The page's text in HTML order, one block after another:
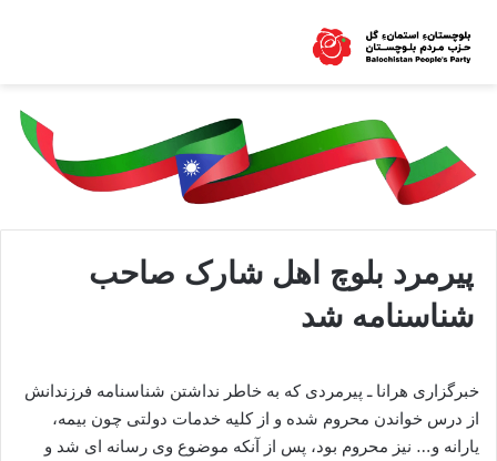
پیرمرد بلوچ اهل شارک صاحب
شناسنامه شد
خبرگزاری هرانا ـ پیرمردی که به خاطر نداشتن شناسنامه فرزندانش
از درس خواندن محروم شده و از کلیه خدمات دولتی چون بیمه،
یارانه و… نیز محروم بود، پس از آنکه موضوع وی رسانه ای شد و